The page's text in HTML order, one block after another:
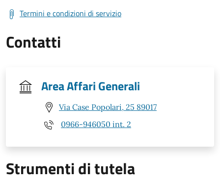
Termini e condizioni di servizio
Contatti
Area Affari Generali
Via Case Popolari, 25 89017
0966-946050 int. 2
Strumenti di tutela